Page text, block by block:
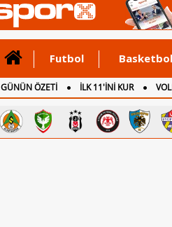
Futbol Basketbol
GÜNÜN ÖZETİ İLK 11'İNİ KUR
CANLI ANLATIM
İNGİLTERE